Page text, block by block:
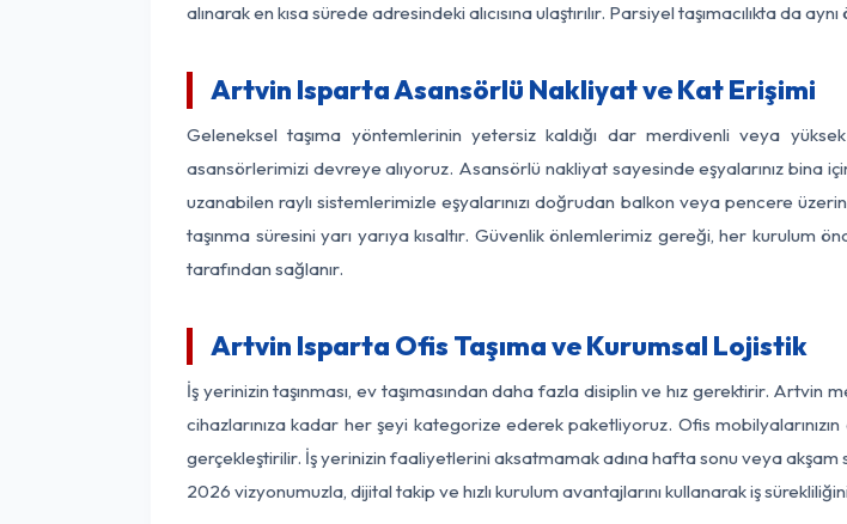
alınarak en kısa sürede adresindeki alıcısına ulaştırılır. Parsiyel taşımacılıkta da
Artvin Isparta Asansörlü Nakliyat ve Kat Erişimi
Geleneksel taşıma yöntemlerinin yetersiz kaldığı dar merdivenli veya
asansörlerimizi devreye alıyoruz. Asansörlü nakliyat sayesinde eşyalarınız bina
uzanabilen raylı sistemlerimizle eşyalarınızı doğrudan balkon veya pencere
taşınma süresini yarı yarıya kısaltır. Güvenlik önlemlerimiz gereği, her
tarafından sağlanır.
Artvin Isparta Ofis Taşıma ve Kurumsal Lojistik
İş yerinizin taşınması, ev taşımasından daha fazla disiplin ve hız gerektirir.
cihazlarınıza kadar her şeyi kategorize ederek paketliyoruz. Ofis
gerçekleştirilir. İş yerinizin faaliyetlerini aksatmamak adına hafta sonu veya akşam
2026 vizyonumuzla, dijital takip ve hızlı kurulum avantajlarını kullanarak iş